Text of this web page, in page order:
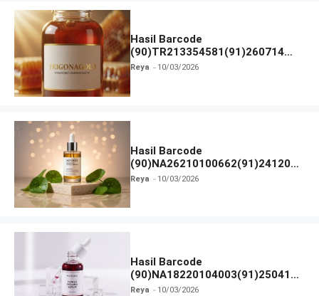
Hasil Barcode
(90)TR213354581(91)260714
dan Izin BPOM
Reya 10/03/2026
Hasil Barcode
(90)NA26210100662(91)241203
dan Izin BPOM
Reya 10/03/2026
Hasil Barcode
(90)NA18220104003(91)250418
dan Izin BPOM
Reya 10/03/2026